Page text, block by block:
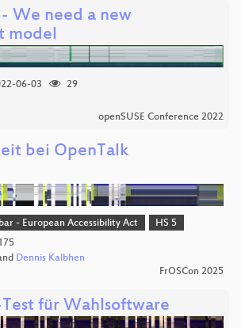
We need a new
model
06-03
29
openSUSE Conference 2022
bei OpenTalk
- European Accessibility Act
HS 5
Dennis Kalbhen
FrOSCon 2025
für Wahlsoftware